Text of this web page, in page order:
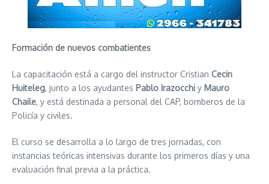
Formación de nuevos combatientes
La capacitación está a cargo del instructor Cristian Cecin
Huiteleg, junto a los ayudantes Pablo Irazocchi y Mauro
Chaile, y está destinada a personal del CAP, bomberos de la
Policía y civiles.
El curso se desarrolla a lo largo de tres jornadas, con
instancias teóricas intensivas durante los primeros días y una
evaluación final previa a la práctica.